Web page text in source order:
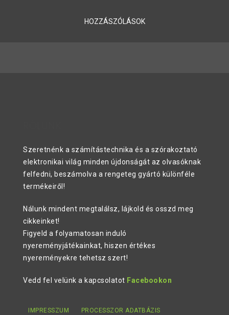
HOZZÁSZÓLÁSOK
Szeretnénk a számítástechnika és a szórakoztató
elektronikai világ minden újdonságát az olvasóknak
felfedni, beszámolva a rengeteg gyártó különféle
termékeiről!
Nálunk mindent megtalálsz, lájkold és osszd meg
cikkeinket!
Figyeld a folyamatosan induló
nyereményjátékainkat, hiszen értékes
nyereményekre tehetsz szert!
Vedd fel velünk a kapcsolatot Facebookon
IMPRESSZUM PROCESSZOR ADATBÁZIS